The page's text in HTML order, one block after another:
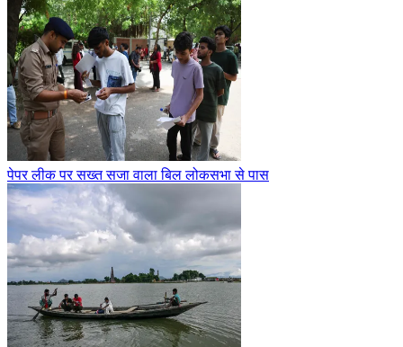
पेपर लीक पर सख्त सजा वाला बिल लोकसभा से पास